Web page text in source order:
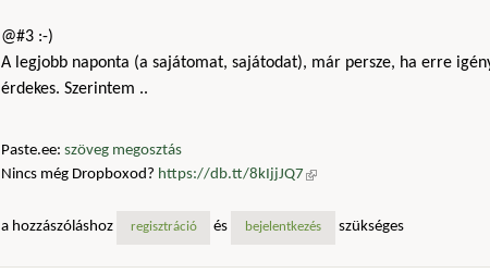
@#3 :-)
A legjobb naponta (a sajátomat, sajátodat), már persze, ha erre
érdekes. Szerintem ..
Paste.ee: szöveg megosztás
Nincs még Dropboxod? https://db.tt/8kIjjJQ7 (külső hivatkozás)
a hozzászóláshoz regisztráció és bejelentkezés szükséges